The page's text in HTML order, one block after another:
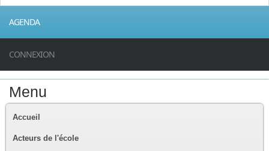
AGENDA
CONNEXION
Menu
Accueil
Acteurs de l'école